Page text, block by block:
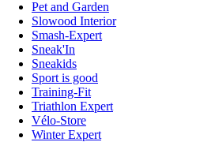
Pet and Garden
Slowood Interior
Smash-Expert
Sneak'In
Sneakids
Sport is good
Training-Fit
Triathlon Expert
Vélo-Store
Winter Expert